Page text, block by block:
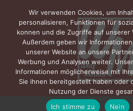
MENÜ
Wir verwenden Cookies, um
personalisieren, Funktionen für
konnen und die Zugriffe auf unserer
Außerdem geben wir
unserer Website an unsere
Werbung und Analysen weiter.
Informationen möglicherweise mit
Sie ihnen bereitgestellt haben oder
Nutzung der Dienste
Ich stimme zu
Nein